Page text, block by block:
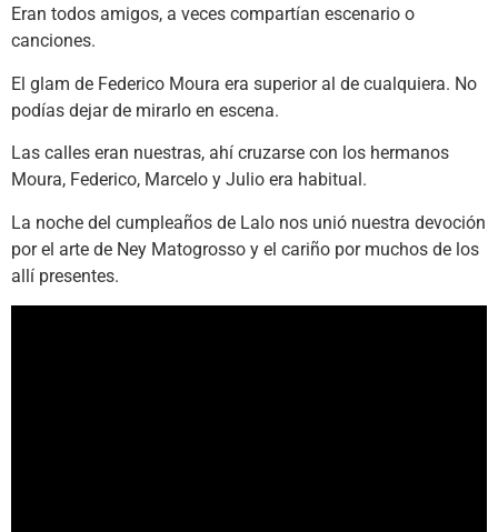
Eran todos amigos, a veces compartían escenario o
canciones.
El glam de Federico Moura era superior al de cualquiera. No
podías dejar de mirarlo en escena.
Las calles eran nuestras, ahí cruzarse con los hermanos
Moura, Federico, Marcelo y Julio era habitual.
La noche del cumpleaños de Lalo nos unió nuestra devoción
por el arte de Ney Matogrosso y el cariño por muchos de los
allí presentes.